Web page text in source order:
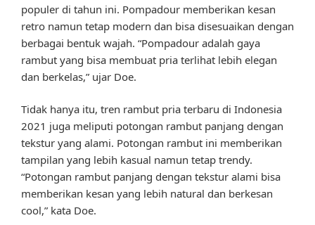
populer di tahun ini. Pompadour memberikan kesan
retro namun tetap modern dan bisa disesuaikan dengan
berbagai bentuk wajah. “Pompadour adalah gaya
rambut yang bisa membuat pria terlihat lebih elegan
dan berkelas,” ujar Doe.
Tidak hanya itu, tren rambut pria terbaru di Indonesia
2021 juga meliputi potongan rambut panjang dengan
tekstur yang alami. Potongan rambut ini memberikan
tampilan yang lebih kasual namun tetap trendy.
“Potongan rambut panjang dengan tekstur alami bisa
memberikan kesan yang lebih natural dan berkesan
cool,” kata Doe.